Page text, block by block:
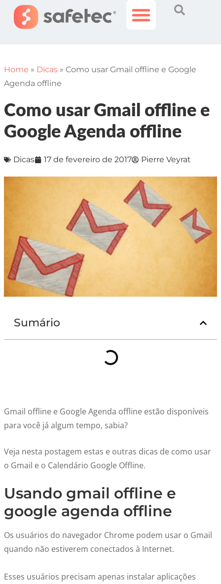
Home » Dicas » Como usar Gmail offline e Google
Agenda offline
Como usar Gmail offline e
Google Agenda offline
Dicas 17 de fevereiro de 2017 Pierre Veyrat
Sumário
Gmail offline e Google Agenda offline estão disponíveis
para você já algum tempo, sabia?
Veja nesta postagem estas e outras dicas de como usar
o Gmail e o Calendário Google Offline.
Usando gmail offline e
google agenda offline
Os usuários do navegador Chrome podem usar o Gmail
quando não estiverem conectados à Internet.
Esses usuários precisam apenas instalar aplicações